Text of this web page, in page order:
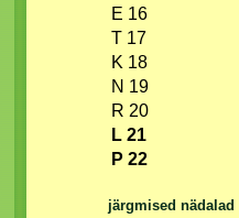
E 16
T 17
K 18
N 19
R 20
L 21
P 22
järgmised nädalad